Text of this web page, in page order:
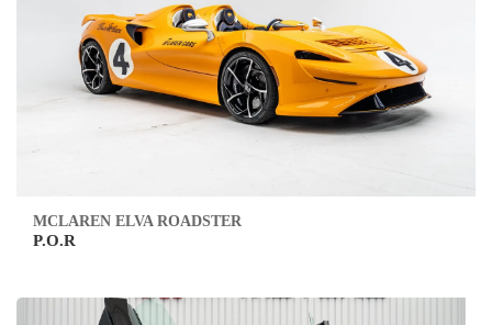
MCLAREN ELVA ROADSTER
P.O.R